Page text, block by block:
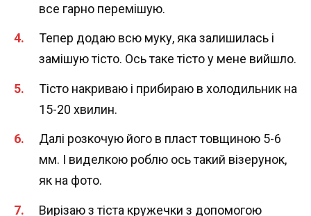
все гарно перемішую.
Тепер додаю всю муку, яка залишилась і
замішую тісто. Ось таке тісто у мене вийшло.
Тісто накриваю і прибираю в холодильник на
15-20 хвилин.
Далі розкочую його в пласт товщиною 5-6
мм. І виделкою роблю ось такий візерунок,
як на фото.
Вирізаю з тіста кружечки з допомогою